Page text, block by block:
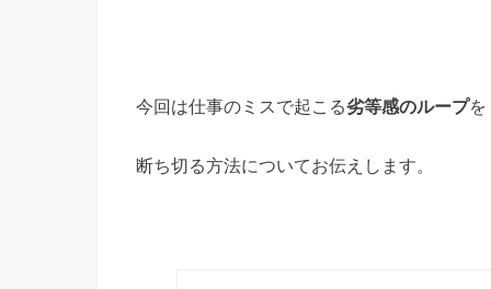
今回は仕事のミスで起こる劣等感のループを
断ち切る方法についてお伝えします。